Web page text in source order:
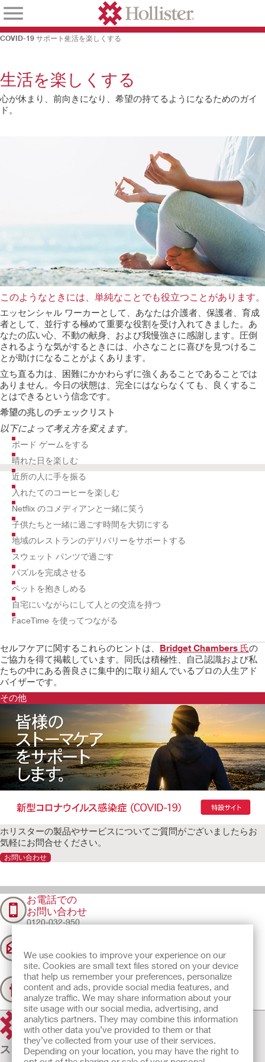
We use cookies to improve your experience on our
site. Cookies are small text files stored on your device
that help us remember your preferences, personalize
content and ads, provide social media features, and
analyze traffic. We may share information about your
site usage with our social media, advertising, and
analytics partners. They may combine this information
with other data you’ve provided to them or that
they’ve collected from your use of their services.
Depending on your location, you may have the right to
COVID-19 サポート 生活を楽しくする
生活を楽しくする
心が休まり、前向きになり、希望の持てるようになるためのガイ
ド。
このようなときには、単純なことでも役立つことがあります。
エッセンシャル ワーカーとして、あなたは介護者、保護者、育成
者として、並行する極めて重要な役割を受け入れてきました。あ
なたの広い心、不動の献身、および我慢強さに感謝します。圧倒
されるような気がするときには、小さなことに喜びを見つけるこ
とが助けになることがよくあります。
立ち直る力は、困難にかかわらずに強くあることであることでは
ありません。今日の状態は、完全にはならなくても、良くするこ
とはできるという信念です。
希望の兆しのチェックリスト
以下によって考え方を変えます。
ボード ゲームをする
晴れた日を楽しむ
近所の人に手を振る
入れたてのコーヒーを楽しむ
Netflix のコメディアンと一緒に笑う
子供たちと一緒に過ごす時間を大切にする
地域のレストランのデリバリーをサポートする
スウェット パンツで過ごす
パズルを完成させる
ペットを抱きしめる
自宅にいながらにして人との交流を持つ
FaceTime を使ってつながる
セルフケアに関するこれらのヒントは、 Bridget Chambers 氏の
ご協力を得て掲載しています。同氏は積極性、自己認識および私
たちの中にある善良さに集中的に取り組んでいるプロの人生アド
バイザーです。
その他
ホリスターの製品やサービスについてご質問がございましたらお
気軽にお問合せください。
お問い合わせ
お電話での
お問い合わせ
0120-032-950
クリックしてメール
を送る
私たちとつながる
Facebookで
Hollister Incorporatedを
ご覧ください。
ストーマケア